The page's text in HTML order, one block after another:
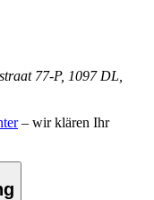
77-P, 1097 DL,
– wir klären Ihr